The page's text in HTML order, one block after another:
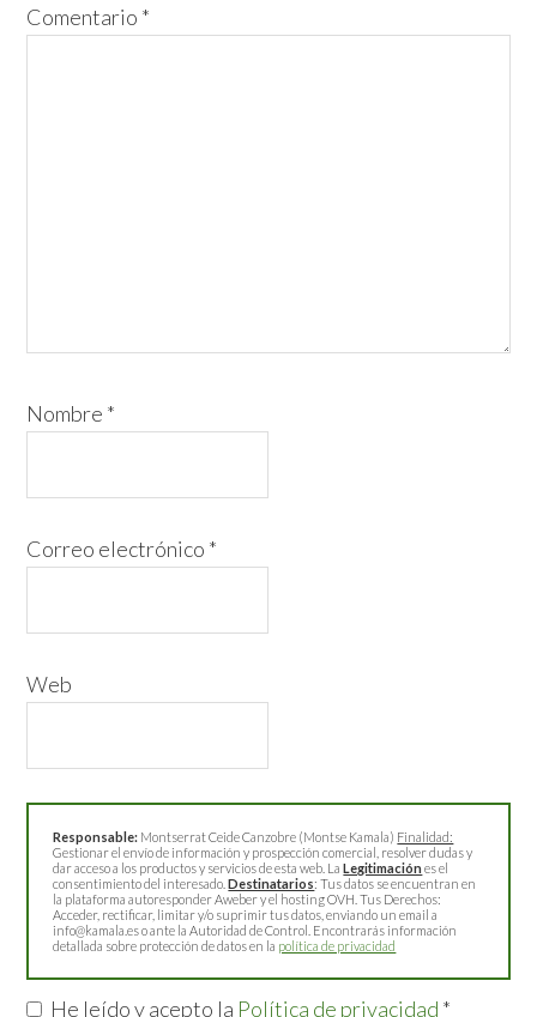
Comentario *
Nombre *
Correo electrónico *
Web
Responsable: Montserrat Ceide Canzobre (Montse Kamala) Finalidad:
Gestionar el envío de información y prospección comercial, resolver dudas y
dar acceso a los productos y servicios de esta web. LaLegitimación es el
consentimiento del interesado.Destinatarios: Tus datos se encuentran en
la plataforma autoresponder Aweber y el hosting OVH. Tus Derechos:
Acceder, rectificar, limitar y/o suprimir tus datos, enviando un email a
info@kamala.es o ante la Autoridad de Control. Encontrarás información
detallada sobre protección de datos en la política de privacidad
He leído y acepto la Política de privacidad *